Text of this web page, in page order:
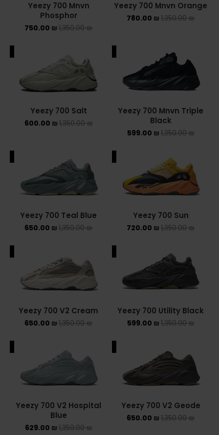
NEW BALANCE 2002R
NEW BALANCE 550
NEW BALANCE 9060
UGG חורף
UGG קיץ
Converse Chuck Taylor All Star
ADIDAS KIDS
NEW BALANCE KIDS
YEEZY KIDS
NIKE AIR FORCE 1
Yeezy 700 Mnvn Orange
1,350.00₪
780.00 ₪
Yeezy 700 Mnvn
Phosphor
1,350.00₪
750.00 ₪
Yeezy 700 Mnvn Triple
Black
1,350.00₪
599.00 ₪
Yeezy 700 Salt
1,350.00₪
600.00 ₪
Yeezy 700 Sun
1,350.00₪
720.00 ₪
Yeezy 700 Teal Blue
1,350.00₪
650.00 ₪
Yeezy 700 Utility Black
1,350.00₪
599.00 ₪
Yeezy 700 V2 Cream
1,350.00₪
650.00 ₪
Yeezy 700 V2 Geode
1,350.00₪
650.00 ₪
Yeezy 700 V2 Hospital
Blue
1,350.00₪
629.00 ₪